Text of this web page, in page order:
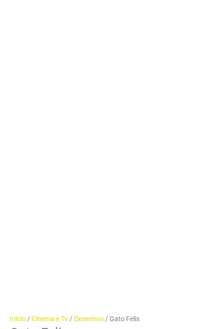
Início/ Cinema e Tv/ Desenhos/ Gato Felix